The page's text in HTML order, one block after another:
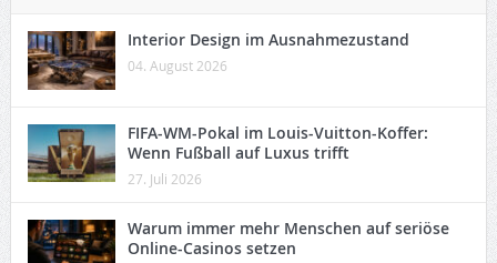
Interior Design im Ausnahmezustand
04. August 2026
FIFA-WM-Pokal im Louis-Vuitton-Koffer:
Wenn Fußball auf Luxus trifft
27. Juli 2026
Warum immer mehr Menschen auf seriöse
Online-Casinos setzen